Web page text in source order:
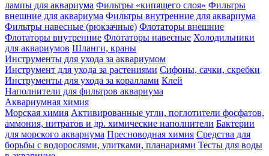
лампы для аквариума Фильтры «кипящего слоя» Фильтры
внешние для аквариума Фильтры внутренние для аквариума
Фильтры навесные (рюкзачные) Флотаторы внешние
Флотаторы внутренние Флотаторы навесные Холодильники
для аквариумов Шланги, краны
Инструменты для ухода за аквариумом
Инструмент для ухода за растениями Сифоны, сачки, скребки
Инструменты для ухода за кораллами Клей
Наполнители для фильтров аквариума
Аквариумная химия
Морская химия Активированные угли, поглотители фосфатов,
аммония, нитратов и др. химические наполнители Бактерии
для морского аквариума Пресноводная химия Средства для
борьбы с водорослями, улитками, планариями Тесты для воды